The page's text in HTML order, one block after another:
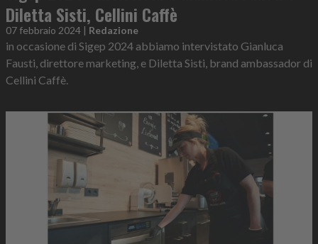
Diletta Sisti, Cellini Caffè
07 febbraio 2024 | Redazione
in occasione di Sigep 2024 abbiamo intervistato Gianluca
Fausti, direttore marketing, e Diletta Sisti, brand ambassador di
Cellini Caffè.